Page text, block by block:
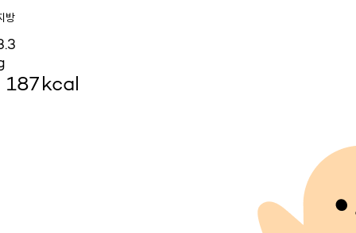
방
187kcal